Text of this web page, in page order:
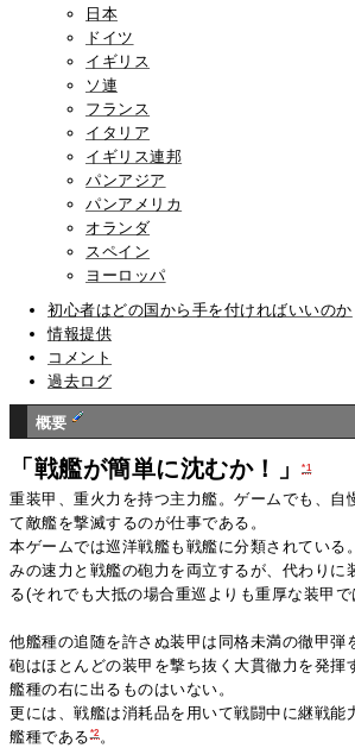
日本
ドイツ
イギリス
ソ連
フランス
イタリア
イギリス連邦
パンアジア
パンアメリカ
オランダ
スペイン
ヨーロッパ
初心者はどの国から手を付ければいいのか
情報提供
コメント
過去ログ
概要
「戦艦が簡単に沈むか！」*1
重装甲、重火力を持つ主力艦。ゲームでも、自
て敵艦を撃滅するのが仕事である。
本ゲームでは巡洋戦艦も戦艦に分類されている
みの速力と戦艦の砲力を両立するが、代わりに
る(それでも大抵の場合重巡よりも重厚な装甲で
他艦種の追随を許さぬ装甲は同格未満の徹甲弾
砲はほとんどの装甲を撃ち抜く大貫徹力を発揮
艦種の右に出るものはいない。
更には、戦艦は消耗品を用いて戦闘中に継戦能
艦種である*2。